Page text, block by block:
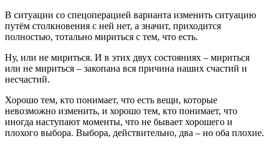
В ситуации со спецоперацией варианта изменить ситуацию
путём столкновения с ней нет, а значит, приходится
полностью, тотально мириться с тем, что есть.
Ну, или не мириться. И в этих двух состояниях – мириться
или не мириться – закопана вся причина наших счастий и
несчастий.
Хорошо тем, кто понимает, что есть вещи, которые
невозможно изменить, и хорошо тем, кто понимает, что
иногда наступают моменты, что не бывает хорошего и
плохого выбора. Выбора, действительно, два – но оба плохие.